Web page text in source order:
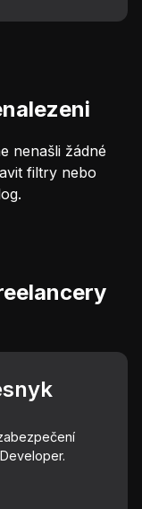
nenašli žádné
filtry nebo